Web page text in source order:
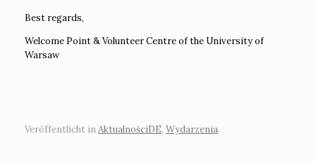
Best regards,
Welcome Point & Volunteer Centre of the University of
Warsaw
Veröffentlicht inAktualnościDE, Wydarzenia.